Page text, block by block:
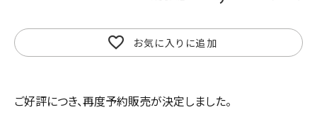
お気に入りに追加
ご好評につき、再度予約販売が決定しました。